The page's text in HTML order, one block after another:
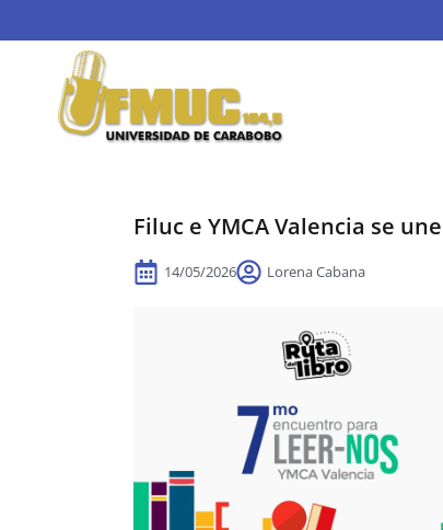
Filuc e YMCA Valencia se
14/05/2026 Lorena Cabana